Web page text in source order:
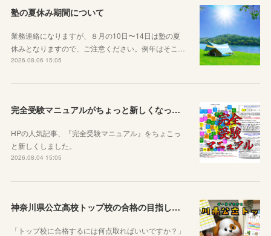
塾の夏休み期間について
業務連絡になりますが、８月の10日〜14日は塾の夏
休みとなりますので、ご注意ください。例年はそこ…
2026.08.06 15:05
完全受験マニュアルがちょっと新しくなったよ！
HPの人気記事、『完全受験マニュアル』をちょこっ
と新しくしました。
2026.08.04 15:05
神奈川県公立高校トップ校の合格の目指し方について動画をアップしました
「トップ校に合格するには何点取ればいいですか？」